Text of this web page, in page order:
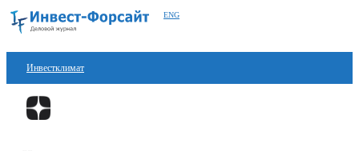
ENG
Инвестклимат
Финансы